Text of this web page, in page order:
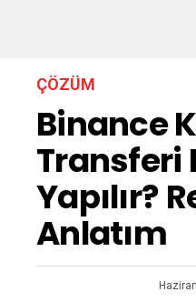
ÇÖZÜM
Binance
Transferi
Yapılır?
Anlatım